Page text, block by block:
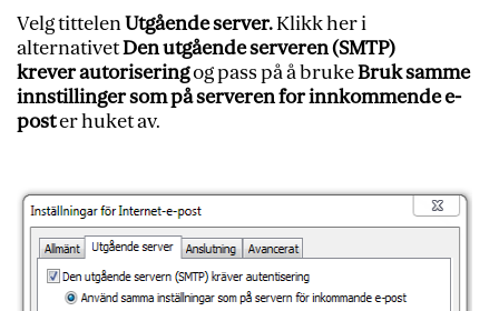
Velg tittelenUtgående server.Klikk her i
alternativetDen utgående serveren (SMTP)
kreverautoriseringog pass på å brukeBruk samme
innstillinger som på serveren for innkommende e-
poster huket av.